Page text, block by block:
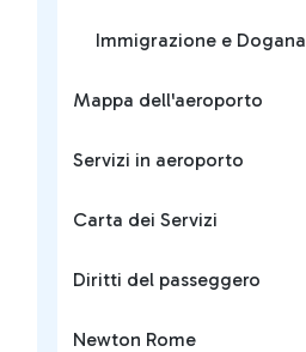
Immigrazione e Dogana
Mappa dell'aeroporto
Servizi in aeroporto
Carta dei Servizi
Diritti del passeggero
Newton Rome